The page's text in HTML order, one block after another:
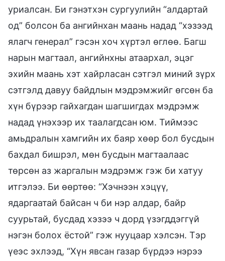
уриалсан. Би гэнэтхэн сургуулийн “алдартай
од” болсон ба ангийнхан маань надад “хэзээд
ялагч генерал” гэсэн хоч хүртэл өглөө. Багш
нарын магтаал, ангийнхны атаархал, эцэг
эхийн маань хэт хайрласан сэтгэл миний зүрх
сэтгэлд давуу байдлын мэдрэмжийг өгсөн ба
хүн бүрээр гайхагдан шагшигдах мэдрэмж
надад үнэхээр их таалагдсан юм. Тиймээс
амьдралын хамгийн их баяр хөөр бол бусдын
бахдал бишрэл, мөн бусдын магтаалаас
төрсөн аз жаргалын мэдрэмж гэж би хатуу
итгэлээ. Би өөртөө: “Хэчнээн хэцүү,
ядаргаатай байсан ч би нэр алдар, байр
суурьтай, бусдад хэзээ ч дорд үзэгддэггүй
нэгэн болох ёстой” гэж нууцаар хэлсэн. Тэр
үеэс эхлээд, “Хүн явсан газар бүрдээ нэрээ